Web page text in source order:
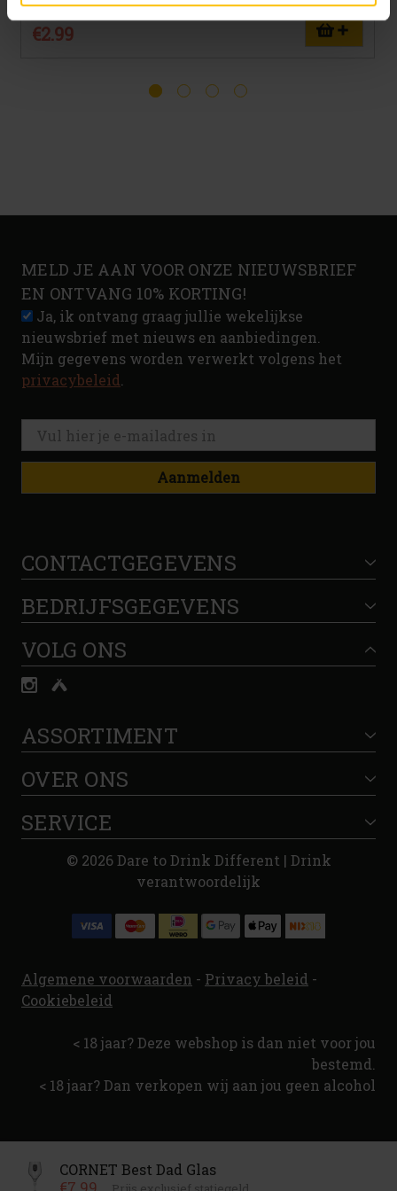
CORNET Best Dad Glas
€7.99
€2.99
MELD JE AAN VOOR ONZE NIEUWSBRIEF
EN ONTVANG 10% KORTING!
Ja, ik ontvang graag jullie wekelijkse
nieuwsbrief met nieuws en aanbiedingen.
Mijn gegevens worden verwerkt volgens het
privacybeleid
Aanmelden
CONTACTGEGEVENS
BEDRIJFSGEGEVENS
VOLG ONS
ASSORTIMENT
OVER ONS
SERVICE
© 2026 Dare to Drink Different | Drink
verantwoordelijk
Algemene voorwaarden - Privacy beleid -
Cookiebeleid
< 18 jaar? Deze webshop is dan niet voor jou
bestemd.
< 18 jaar? Dan verkopen wij aan jou geen alcohol